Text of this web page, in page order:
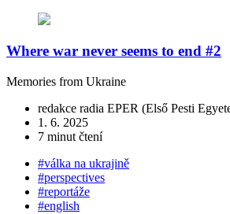
Where war never seems to end #2
Memories from Ukraine
redakce radia EPER (Első Pesti
1. 6. 2025
7 minut čtení
#válka na ukrajině
#perspectives
#reportáže
#english